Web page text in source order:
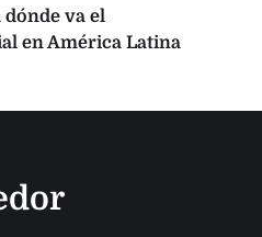
va el
en América Latina